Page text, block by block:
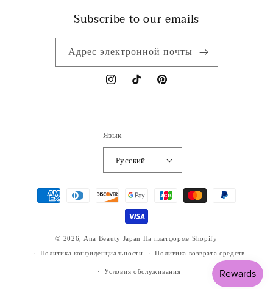
Subscribe to our emails
Адрес электронной почты
InstagramTikTok Pinterest
Язык
Русский
Способы
оплаты
© 2026, Ana Beauty Japan На платформе Shopify
Политика конфиденциальности
Политика возврата средств
Условия обслуживания